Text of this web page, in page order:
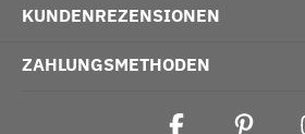
KUNDENREZENSIONEN
ZAHLUNGSMETHODEN